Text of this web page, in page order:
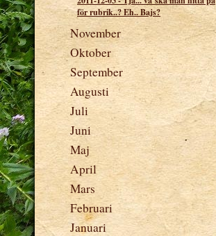
för rubrik..? Eh.. Bajs?
November
Oktober
September
Augusti
Juli
Juni
Maj
April
Mars
Februari
Januari